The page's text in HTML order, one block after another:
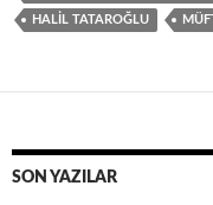
HALIL TATAROĞLU
SON YAZILAR